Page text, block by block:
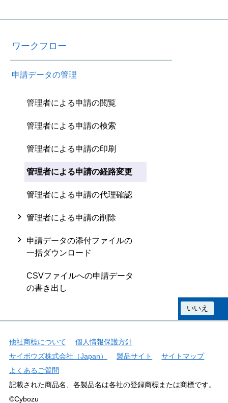
ワークフロー
申請データの管理
管理者による申請の閲覧
管理者による申請の検索
管理者による申請の印刷
管理者による申請の経路変更
管理者による申請の代理確認
管理者による申請の削除
申請データの添付ファイルの
一括ダウンロード
CSVファイルへの申請データ
の書き出し
いいえ
他社商標について
個人情報保護方針
サイボウズ株式会社（Japan）
製品サイト
サイトマップ
よくあるご質問
記載された商品名、各製品名は各社の登録商標または商標です。
©Cybozu